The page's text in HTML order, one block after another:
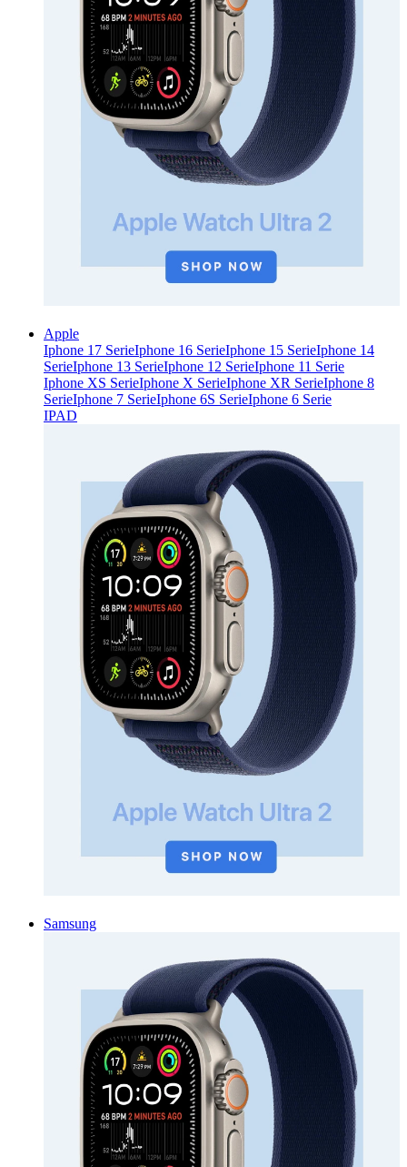
Apple
Iphone 17 SerieIphone 16 SerieIphone 15 SerieIphone 14
SerieIphone 13 SerieIphone 12 SerieIphone 11 Serie
Iphone XS SerieIphone X SerieIphone XR SerieIphone 8
SerieIphone 7 SerieIphone 6S SerieIphone 6 Serie
IPAD
Samsung